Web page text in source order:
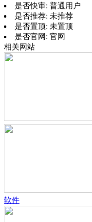
是否快审: 普通用户
是否推荐: 未推荐
是否置顶: 未置顶
是否官网: 官网
相关网站
软件